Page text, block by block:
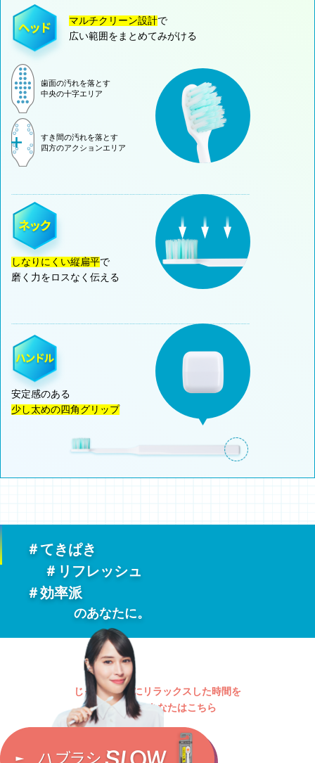
マルチクリーン設計で
広い範囲をまとめてみがける
歯面の汚れを落とす
中央の十字エリア
すき間の汚れを落とす
四方のアクションエリア
しなりにくい縦扁平で
磨く力をロスなく伝える
安定感のある
少し太めの四角グリップ
＃てきぱき
＃リフレッシュ
＃効率派
のあなたに。
じっくり丁寧にリラックスした時間を
過ごしたいあなたはこちら